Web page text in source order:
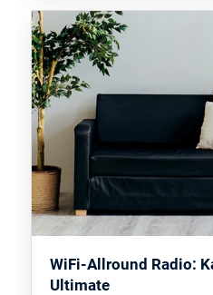
WiFi-Allround Radio:
Ultimate